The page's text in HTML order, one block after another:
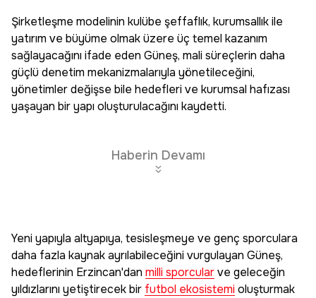
Şirketleşme modelinin kulübe şeffaflık, kurumsallık ile
yatırım ve büyüme olmak üzere üç temel kazanım
sağlayacağını ifade eden Güneş, mali süreçlerin daha
güçlü denetim mekanizmalarıyla yönetileceğini,
yönetimler değişse bile hedefleri ve kurumsal hafızası
yaşayan bir yapı oluşturulacağını kaydetti.
Haberin Devamı
Yeni yapıyla altyapıya, tesisleşmeye ve genç sporculara
daha fazla kaynak ayrılabileceğini vurgulayan Güneş,
hedeflerinin Erzincan'dan milli sporcularve geleceğin
yıldızlarını yetiştirecek bir futbol ekosistemioluşturmak